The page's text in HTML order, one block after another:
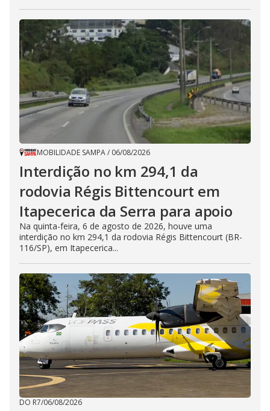
MOBILIDADE SAMPA/ 06/08/2026
Interdição no km 294,1 da
rodovia Régis Bittencourt em
Itapecerica da Serra para apoio
Na quinta-feira, 6 de agosto de 2026, houve uma
interdição no km 294,1 da rodovia Régis Bittencourt (BR-
116/SP), em Itapecerica...
DO R7/06/08/2026